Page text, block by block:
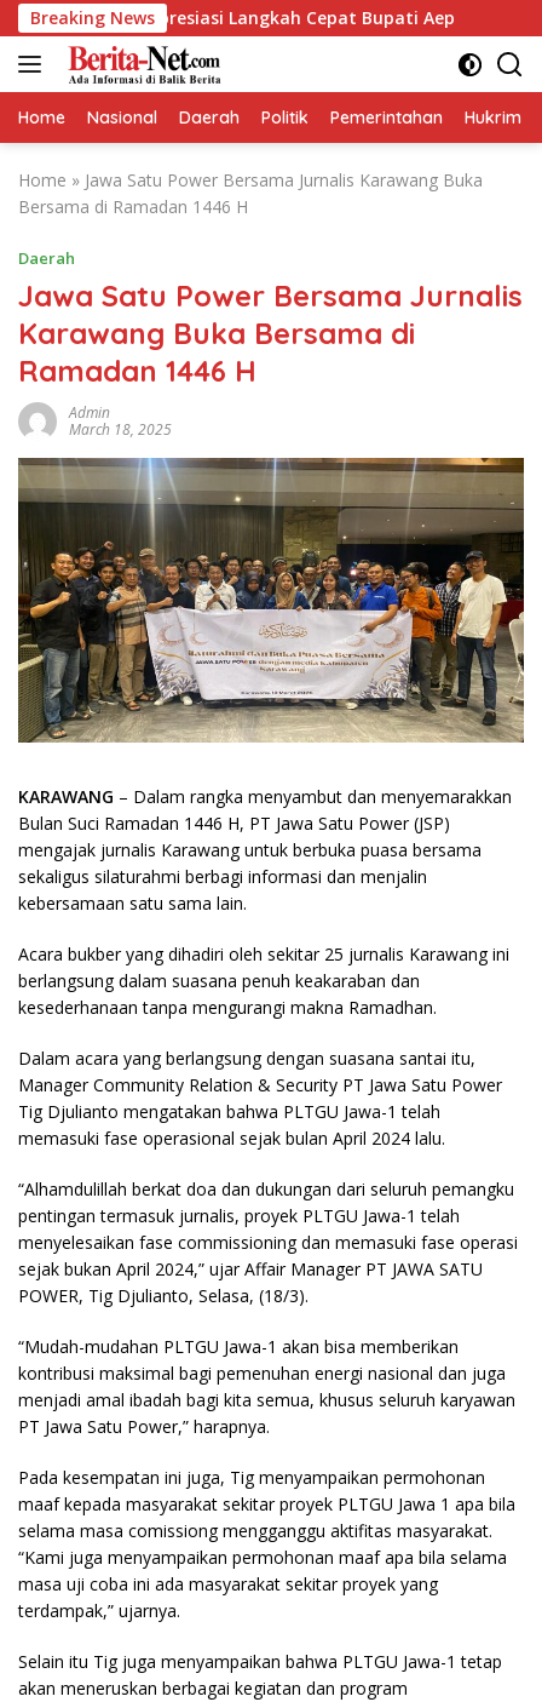
Skip
to
content
Breaking News
Apresiasi Langkah Cepat Bupati Aep
Home Nasional Daerah Politik Pemerintahan Hukrim
Home » Jawa Satu Power Bersama Jurnalis Karawang Buka
Bersama di Ramadan 1446 H
Daerah
Jawa Satu Power Bersama Jurnalis
Karawang Buka Bersama di
Ramadan 1446 H
Admin
March 18, 2025
KARAWANG – Dalam rangka menyambut dan menyemarakkan
Bulan Suci Ramadan 1446 H, PT Jawa Satu Power (JSP)
mengajak jurnalis Karawang untuk berbuka puasa bersama
sekaligus silaturahmi berbagi informasi dan menjalin
kebersamaan satu sama lain.
Acara bukber yang dihadiri oleh sekitar 25 jurnalis Karawang ini
berlangsung dalam suasana penuh keakaraban dan
kesederhanaan tanpa mengurangi makna Ramadhan.
Dalam acara yang berlangsung dengan suasana santai itu,
Manager Community Relation & Security PT Jawa Satu Power
Tig Djulianto mengatakan bahwa PLTGU Jawa-1 telah
memasuki fase operasional sejak bulan April 2024 lalu.
“Alhamdulillah berkat doa dan dukungan dari seluruh pemangku
pentingan termasuk jurnalis, proyek PLTGU Jawa-1 telah
menyelesaikan fase commissioning dan memasuki fase operasi
sejak bukan April 2024,” ujar Affair Manager PT JAWA SATU
POWER, Tig Djulianto, Selasa, (18/3).
“Mudah-mudahan PLTGU Jawa-1 akan bisa memberikan
kontribusi maksimal bagi pemenuhan energi nasional dan juga
menjadi amal ibadah bagi kita semua, khusus seluruh karyawan
PT Jawa Satu Power,” harapnya.
Pada kesempatan ini juga, Tig menyampaikan permohonan
maaf kepada masyarakat sekitar proyek PLTGU Jawa 1 apa bila
selama masa comissiong mengganggu aktifitas masyarakat.
“Kami juga menyampaikan permohonan maaf apa bila selama
masa uji coba ini ada masyarakat sekitar proyek yang
terdampak,” ujarnya.
Selain itu Tig juga menyampaikan bahwa PLTGU Jawa-1 tetap
akan meneruskan berbagai kegiatan dan program